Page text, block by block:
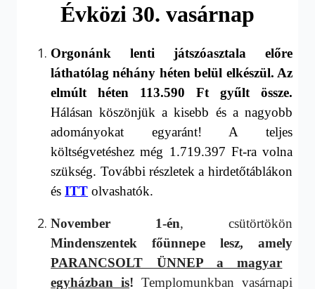
Évközi 30. vasárnap
Orgonánk lenti játszóasztala előre
láthatólagnéhány hétenbelül elkészül. Az
elmúlt héten 113.590 Ft gyűlt össze.
Hálásan köszönjük a kisebb és a nagyobb
adományokat egyaránt! A teljes
költségvetéshez még 1 .719.397 Ft-ra volna
szükség. További részletek a hirdetőtáblákon
ésITT olvashatók.
November 1-én, csütörtökön
Mindenszentek főünnepe lesz, amely
PARANCSOLT ÜNNEP a magyar
egyházban is! Templomunkban vasárnapi